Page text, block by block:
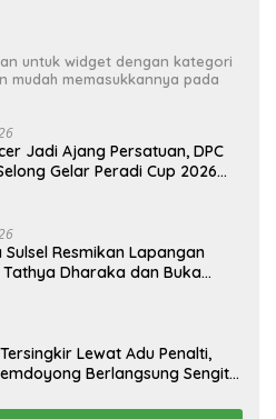
untuk widget dengan kategori
memasukkannya pada
Jadi Ajang Persatuan, DPC
Gelar Peradi Cup 2026
Resmikan Lapangan
Tathya Dharaka dan Buka
Lewat Adu Penalti,
Berlangsung Sengit